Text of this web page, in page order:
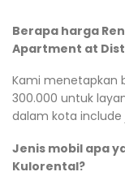
Berapa harga
Apartment at
Kami menetapkan
300.000 untuk
dalam kota include
Jenis mobil apa
Kulorental?